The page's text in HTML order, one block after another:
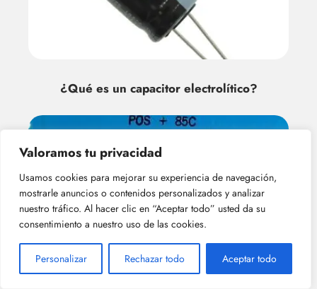
Valoramos tu privacidad
Usamos cookies para mejorar su experiencia de navegación,
mostrarle anuncios o contenidos personalizados y analizar
nuestro tráfico. Al hacer clic en “Aceptar todo” usted da su
consentimiento a nuestro uso de las cookies.
Personalizar Rechazar todo Aceptar todo
¿Qué es un capacitor electrolítico?
¿cuáles son las principales ventajas de
los capacitor electrolíticos?